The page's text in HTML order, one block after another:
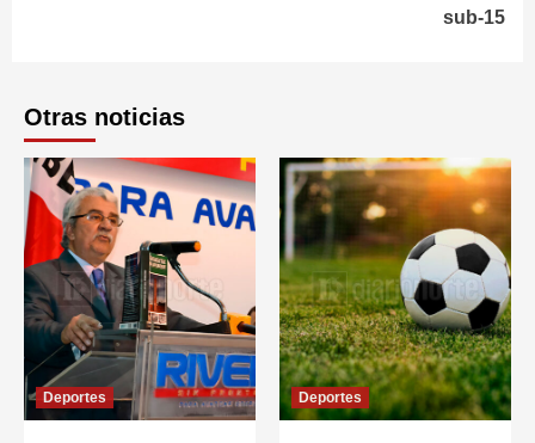
sub-15
Otras noticias
Deportes Deportes